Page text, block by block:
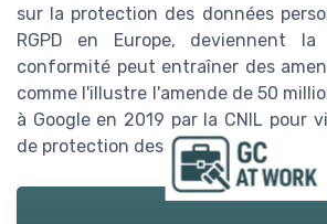
sur la protection des données
RGPD en Europe, deviennent
conformité peut entraîner des
comme l'illustre l'amende de 50
à Google en 2019 par la CNIL pour
de protection des données.